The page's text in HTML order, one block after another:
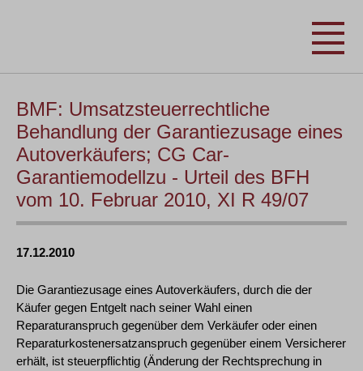
BMF: Umsatzsteuerrechtliche
Behandlung der Garantiezusage eines
Autoverkäufers; CG Car-
Garantiemodellzu - Urteil des BFH
vom 10. Februar 2010, XI R 49/07
17.12.2010
Die Garantiezusage eines Autoverkäufers, durch die der
Käufer gegen Entgelt nach seiner Wahl einen
Reparaturanspruch gegenüber dem Verkäufer oder einen
Reparaturkostenersatzanspruch gegenüber einem Versicherer
erhält, ist steuerpflichtig (Änderung der Rechtsprechung in